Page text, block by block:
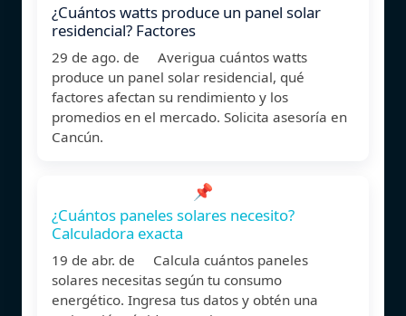
¿Cuántos watts produce un panel solar
residencial? Factores
29 de ago. de Averigua cuántos watts
produce un panel solar residencial, qué
factores afectan su rendimiento y los
promedios en el mercado. Solicita asesoría en
Cancún.
📌
¿Cuántos paneles solares necesito?
Calculadora exacta
19 de abr. de Calcula cuántos paneles
solares necesitas según tu consumo
energético. Ingresa tus datos y obtén una